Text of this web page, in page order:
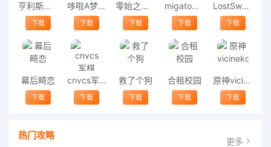
亨利斯蒂克明合集
下载
哆啦A梦修理工场
下载
零始之门2026最新版
下载
migatowemyworld1.68
下载
LostSword失落之剑
下载
幕后畸恋
下载
cnvcs军棋
下载
救了个狗
下载
合租校园
下载
原神vicineko
下载
热门攻略 更多